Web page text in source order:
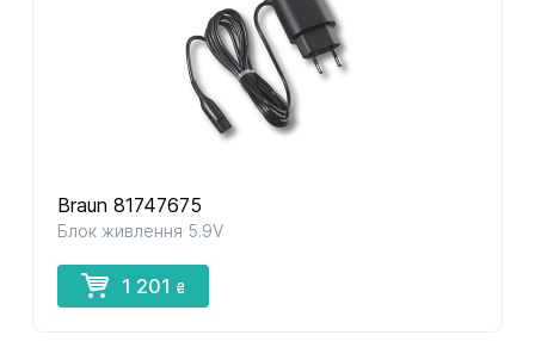
Braun 81747675
Блок живлення 5.9V
1 201 ₴